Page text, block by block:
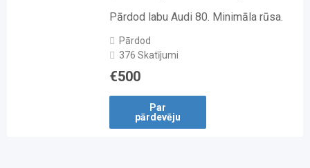
Pārdod labu Audi 80. Minimāla rūsa.
Pārdod
376 Skatījumi
€500
Par
pārdevēju